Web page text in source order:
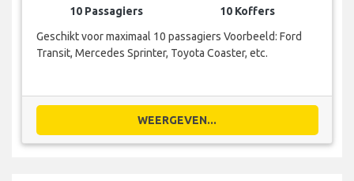
10 Passagiers
10 Koffers
Geschikt voor maximaal 10 passagiers Voorbeeld: Ford
Transit, Mercedes Sprinter, Toyota Coaster, etc.
WEERGEVEN...